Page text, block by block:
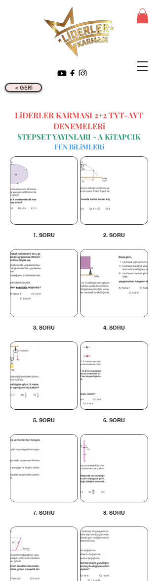
< GERİ
LiDERLER KARMASI 2+2 TYT-AYT
DENEMELERi
STEPSET YAYINLARI - A KiTAPCIK
FEN BiLiMLERi
1. SORU 2. SORU
3. SORU 4. SORU
5. SORU 6. SORU
7. SORU 8. SORU